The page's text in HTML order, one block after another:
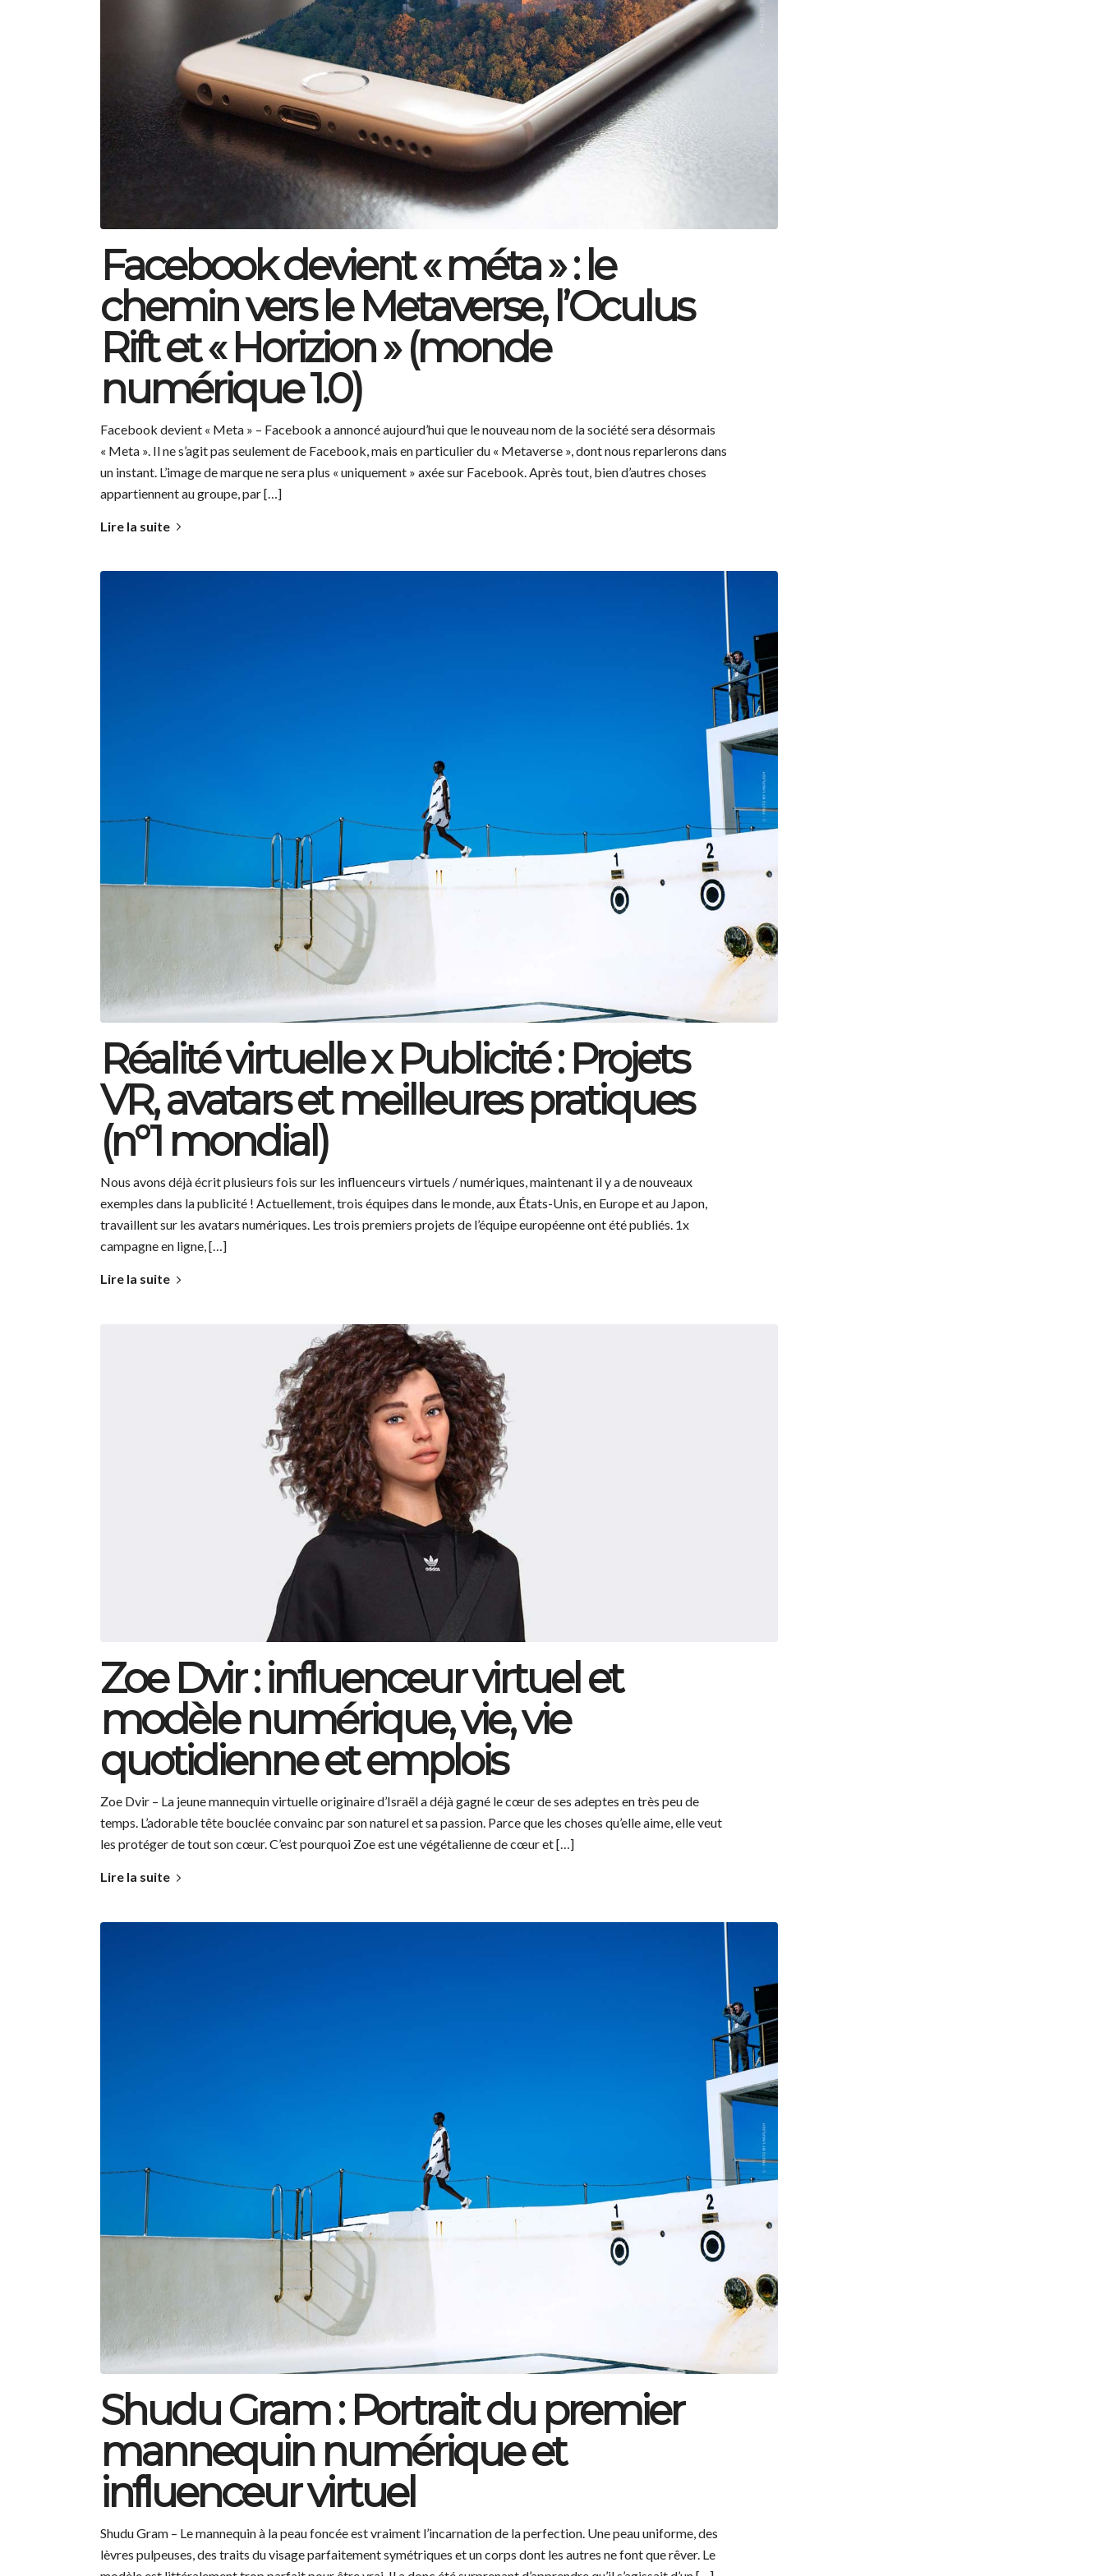
Facebook devient « méta » : le
chemin vers le Metaverse, l’Oculus
Rift et « Horizion » (monde
numérique 1.0)
Facebook devient « Meta » – Facebook a annoncé aujourd’hui que le nouveau nom de la société sera désormais
« Meta ». Il ne s’agit pas seulement de Facebook, mais en particulier du « Metaverse », dont nous reparlerons dans
un instant. L’image de marque ne sera plus « uniquement » axée sur Facebook. Après tout, bien d’autres choses
appartiennent au groupe, par […]
Lire la suite
Réalité virtuelle x Publicité : Projets
VR, avatars et meilleures pratiques
(n°1 mondial)
Nous avons déjà écrit plusieurs fois sur les influenceurs virtuels / numériques, maintenant il y a de nouveaux
exemples dans la publicité ! Actuellement, trois équipes dans le monde, aux États-Unis, en Europe et au Japon,
travaillent sur les avatars numériques. Les trois premiers projets de l’équipe européenne ont été publiés. 1x
campagne en ligne, […]
Lire la suite
Zoe Dvir : influenceur virtuel et
modèle numérique, vie, vie
quotidienne et emplois
Zoe Dvir – La jeune mannequin virtuelle originaire d’Israël a déjà gagné le cœur de ses adeptes en très peu de
temps. L’adorable tête bouclée convainc par son naturel et sa passion. Parce que les choses qu’elle aime, elle veut
les protéger de tout son cœur. C’est pourquoi Zoe est une végétalienne de cœur et […]
Lire la suite
Shudu Gram : Portrait du premier
mannequin numérique et
influenceur virtuel
Shudu Gram – Le mannequin à la peau foncée est vraiment l’incarnation de la perfection. Une peau uniforme, des
lèvres pulpeuses, des traits du visage parfaitement symétriques et un corps dont les autres ne font que rêver. Le